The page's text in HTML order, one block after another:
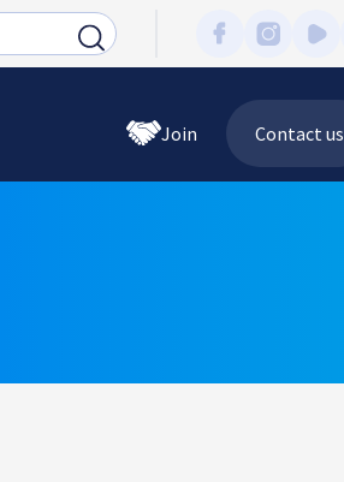
Join Contact us